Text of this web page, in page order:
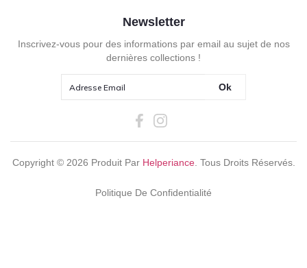
Newsletter
Inscrivez-vous pour des informations par email au sujet de nos
dernières collections !
Ok
Copyright © 2026 Produit Par Helperiance. Tous Droits Réservés.
Politique De Confidentialité